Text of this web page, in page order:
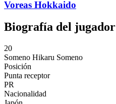
Voreas Hokkaido
Biografía del jugador
20
Someno Hikaru Someno
Posición
Punta receptor
PR
Nacionalidad